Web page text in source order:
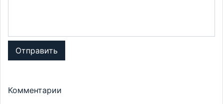
Отправить
Комментарии